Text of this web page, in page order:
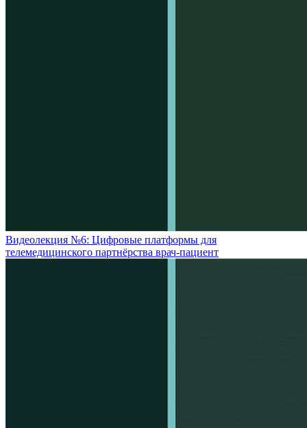
Видеолекция №6: Цифровые платформы для
телемедицинского партнёрства врач-пациент